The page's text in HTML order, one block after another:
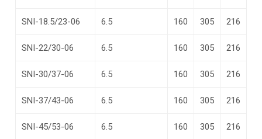
SNI-18.5/23-06 6.5 160 305 216
SNI-22/30-06 6.5 160 305 216
SNI-30/37-06 6.5 160 305 216
SNI-37/43-06 6.5 160 305 216
SNI-45/53-06 6.5 160 305 216